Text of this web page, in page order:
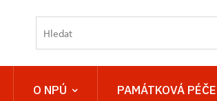
O NPÚ PAMÁTKOVÁ PÉČE